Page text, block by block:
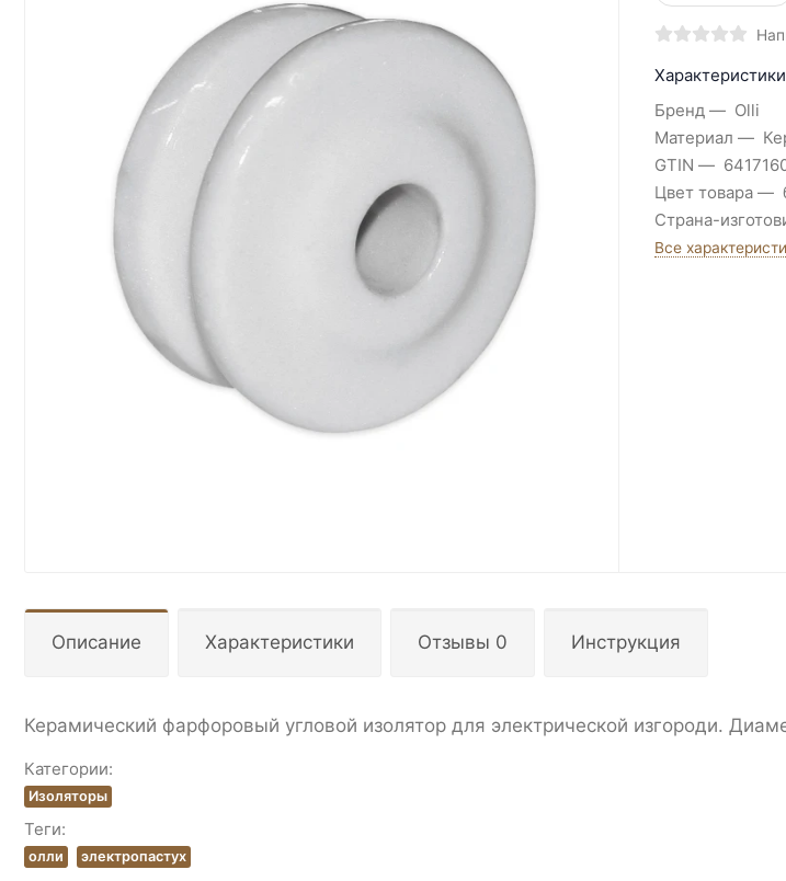
Бренд
Olli
Материал
GTIN
Цвет товара
Страна-
Все
Описание Характеристики Отзывы 0 Инструкция
Керамический фарфоровый угловой изолятор для электрической изгороди.
Категории:
Изоляторы
Теги:
олли электропастух